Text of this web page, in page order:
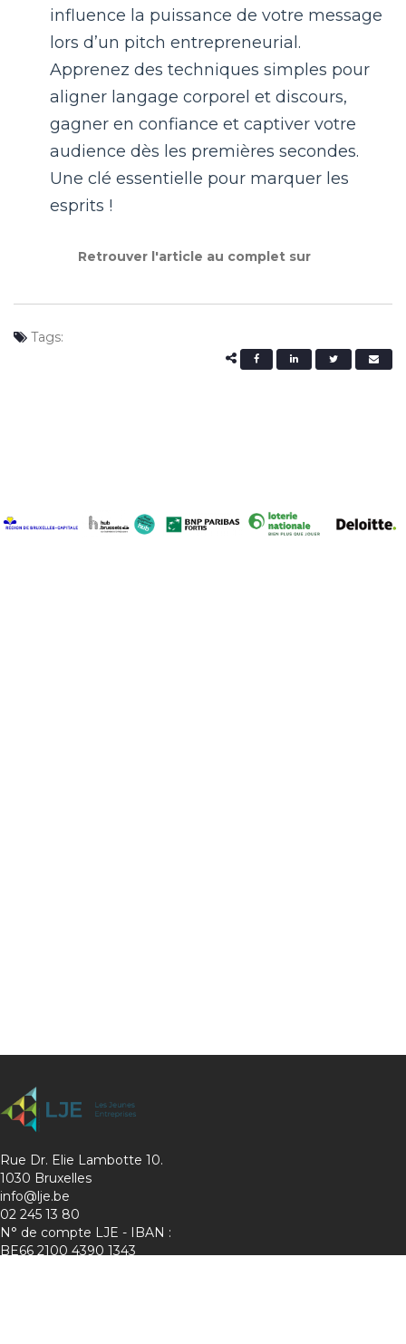
influence la puissance de votre message
lors d’un pitch entrepreneurial.
Apprenez des techniques simples pour
aligner langage corporel et discours,
gagner en confiance et captiver votre
audience dès les premières secondes.
Une clé essentielle pour marquer les
esprits !
Retrouver l'article au complet sur
Tags:
Rue Dr. Elie Lambotte 10.
1030 Bruxelles
info@lje.be
02 245 13 80
N° de compte LJE - IBAN :
BE66 2100 4390 1343